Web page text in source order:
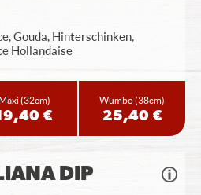
Gouda, Hinterschinken,
Hollandaise
Maxi(32cm)
€
Wumbo(38cm)
25,40 €
DIP